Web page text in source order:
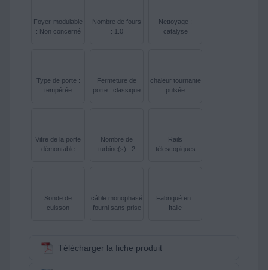
Foyer-modulable
: Non concerné
Nombre de fours
: 1.0
Nettoyage :
catalyse
Type de porte :
tempérée
Fermeture de
porte : classique
chaleur tournante
pulsée
Vitre de la porte
démontable
Nombre de
turbine(s) : 2
Rails
télescopiques
Sonde de
cuisson
câble monophasé
fourni sans prise
Fabriqué en :
Italie
Télécharger la fiche produit